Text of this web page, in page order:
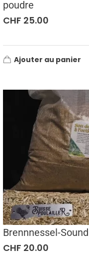
poudre
CHF 25.00
Ajouter au panier
Brennnessel-Sound
CHF 20.00